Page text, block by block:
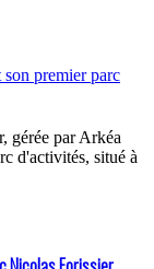
gérée par Arkéa
d'activités, situé à